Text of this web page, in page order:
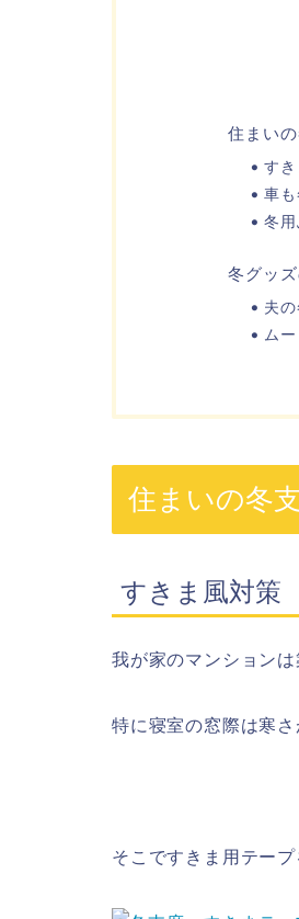
住まい
す
車
冬
冬グッ
夫
ム
住まいの冬
すきま風対策
我が家のマンション
特に寝室の窓際は寒
そこですきま用テープ